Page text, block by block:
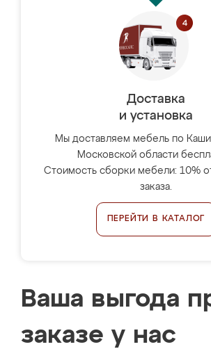
Доставка
и установка
Мы доставляем мебель по
Московской области
Стоимость сборки мебели: 10%
заказа.
ПЕРЕЙТИ В КАТАЛОГ
Ваша выгода
заказе у нас